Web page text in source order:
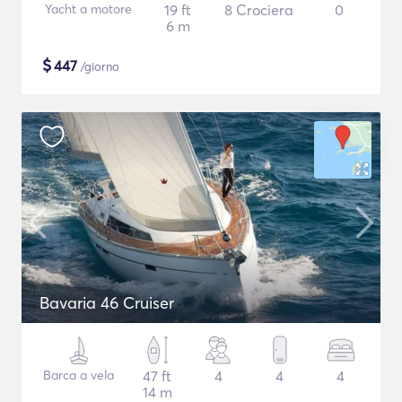
Yacht a motore
19 ft
6 m
8 Crociera 0
$447 /giorno
Bavaria 46 Cruiser
Barca a vela
47 ft
14 m
4 4 4